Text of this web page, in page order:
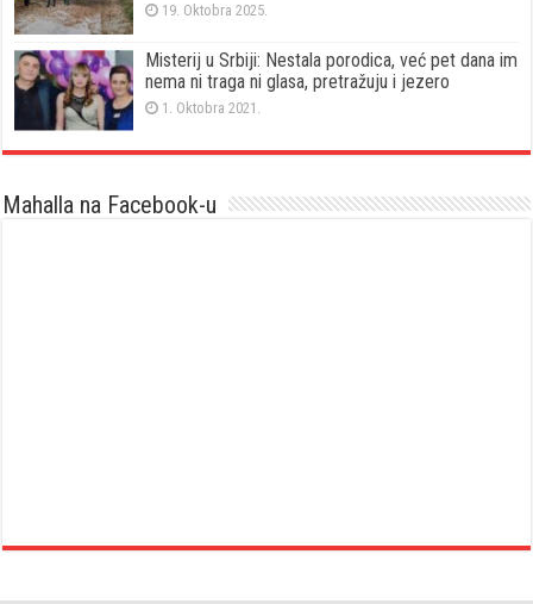
19. Oktobra 2025.
Misterij u Srbiji: Nestala porodica, već pet dana im
nema ni traga ni glasa, pretražuju i jezero
1. Oktobra 2021.
Mahalla na Facebook-u